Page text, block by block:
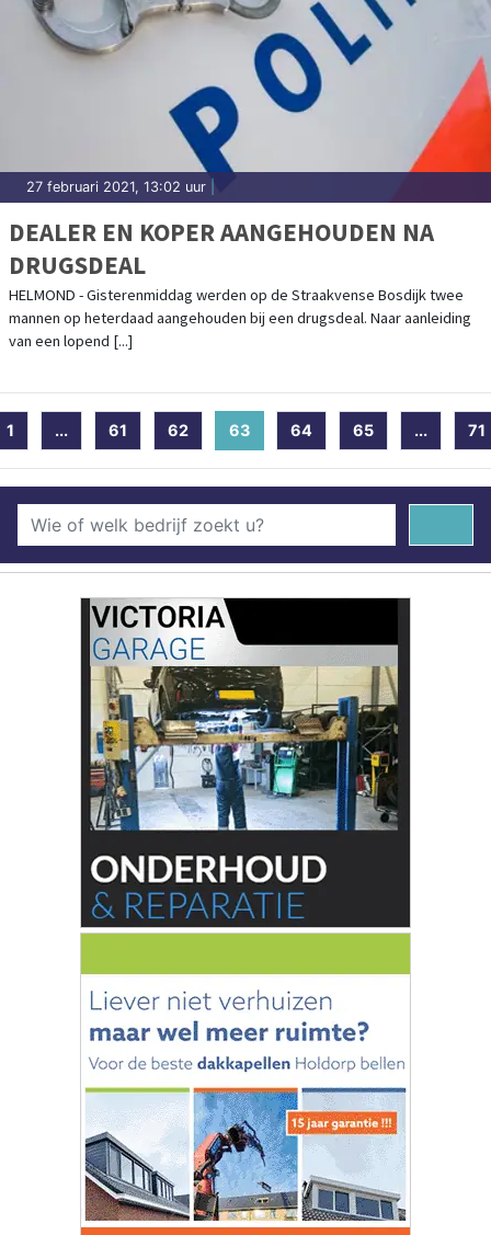
27 februari 2021, 13:02 uur
DEALER EN KOPER AANGEHOUDEN NA
DRUGSDEAL
HELMOND - Gisterenmiddag werden op de Straakvense Bosdijk twee
mannen op heterdaad aangehouden bij een drugsdeal. Naar aanleiding
van een lopend [...]
1 ... 61 62 63(current)
64 65 ... 71